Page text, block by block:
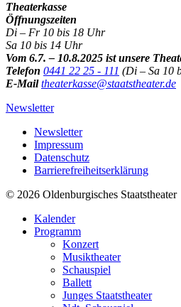
Theaterkasse
Öffnungszeiten
Di – Fr 10 bis 18 Uhr
Sa 10 bis 14 Uhr
Vom 6.7. – 10.8.2025 ist unsere
Telefon 0441 22 25 - 111 (Di – Sa 10
E-Mail theaterkasse@staatstheater.de
Newsletter
Newsletter
Impressum
Datenschutz
Barrierefreiheitserklärung
© 2026 Oldenburgisches Staatstheater
Kalender
Programm
Konzert
Musiktheater
Schauspiel
Ballett
Junges Staatstheater